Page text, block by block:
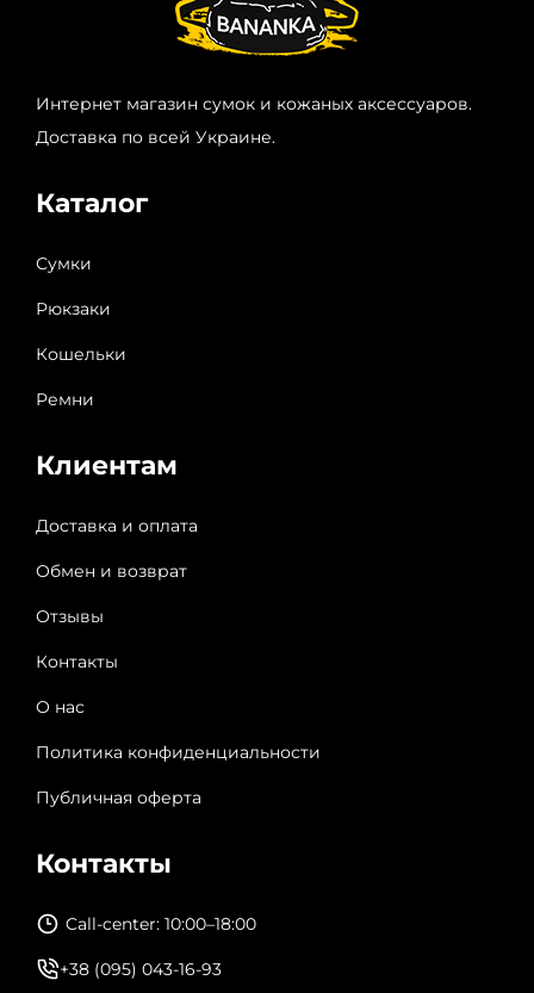
Интернет магазин сумок и кожаных аксессуаров.
Доставка по всей Украине.
Каталог
Сумки
Рюкзаки
Кошельки
Ремни
Клиентам
Доставка и оплата
Обмен и возврат
Отзывы
Контакты
О нас
Политика конфиденциальности
Публичная оферта
Контакты
Call-center: 10:00–18:00
+38 (095) 043-16-93